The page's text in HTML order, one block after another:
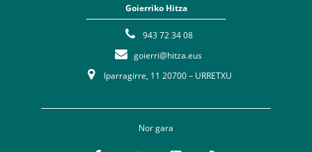
Goierriko Hitza
943 72 34 08
goierri@hitza.eus
Iparragirre, 11 20700 – URRETXU
Nor gara